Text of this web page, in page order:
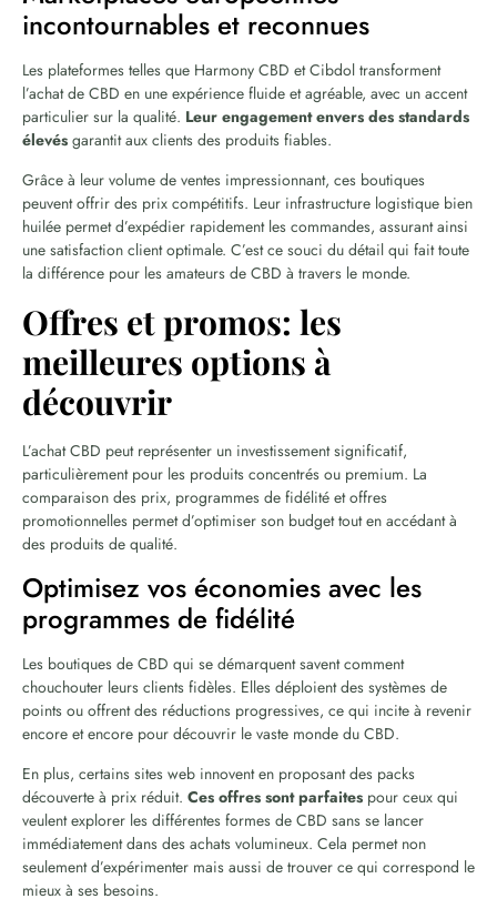
incontournables et reconnues
Les plateformes telles que Harmony CBD et Cibdol transforment
l’achat de CBD en une expérience fluide et agréable, avec un accent
particulier sur la qualité. Leur engagement envers des standards
élevés garantit aux clients des produits fiables.
Grâce à leur volume de ventes impressionnant, ces boutiques
peuvent offrir des prix compétitifs. Leur infrastructure logistique bien
huilée permet d’expédier rapidement les commandes, assurant ainsi
une satisfaction client optimale. C’est ce souci du détail qui fait toute
la différence pour les amateurs de CBD à travers le monde.
Offres et promos: les
meilleures options à
découvrir
L’achat CBD peut représenter un investissement significatif,
particulièrement pour les produits concentrés ou premium. La
comparaison des prix, programmes de fidélité et offres
promotionnelles permet d’optimiser son budget tout en accédant à
des produits de qualité.
Optimisez vos économies avec les
programmes de fidélité
Les boutiques de CBD qui se démarquent savent comment
chouchouter leurs clients fidèles. Elles déploient des systèmes de
points ou offrent des réductions progressives, ce qui incite à revenir
encore et encore pour découvrir le vaste monde du CBD.
En plus, certains sites web innovent en proposant des packs
découverte à prix réduit. Ces offres sont parfaites pour ceux qui
veulent explorer les différentes formes de CBD sans se lancer
immédiatement dans des achats volumineux. Cela permet non
seulement d’expérimenter mais aussi de trouver ce qui correspond le
mieux à ses besoins.